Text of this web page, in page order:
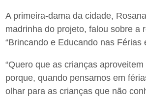
A primeira-dama da cidade,
madrinha do projeto, falou sobre a
“Brincando e Educando nas Férias
“Quero que as crianças
porque, quando pensamos em
olhar para as crianças que não